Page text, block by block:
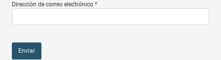
Dirección de correo electrónico *
Enviar